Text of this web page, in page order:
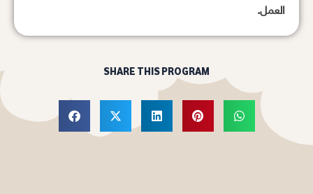
العمل.
SHARE THIS PROGRAM